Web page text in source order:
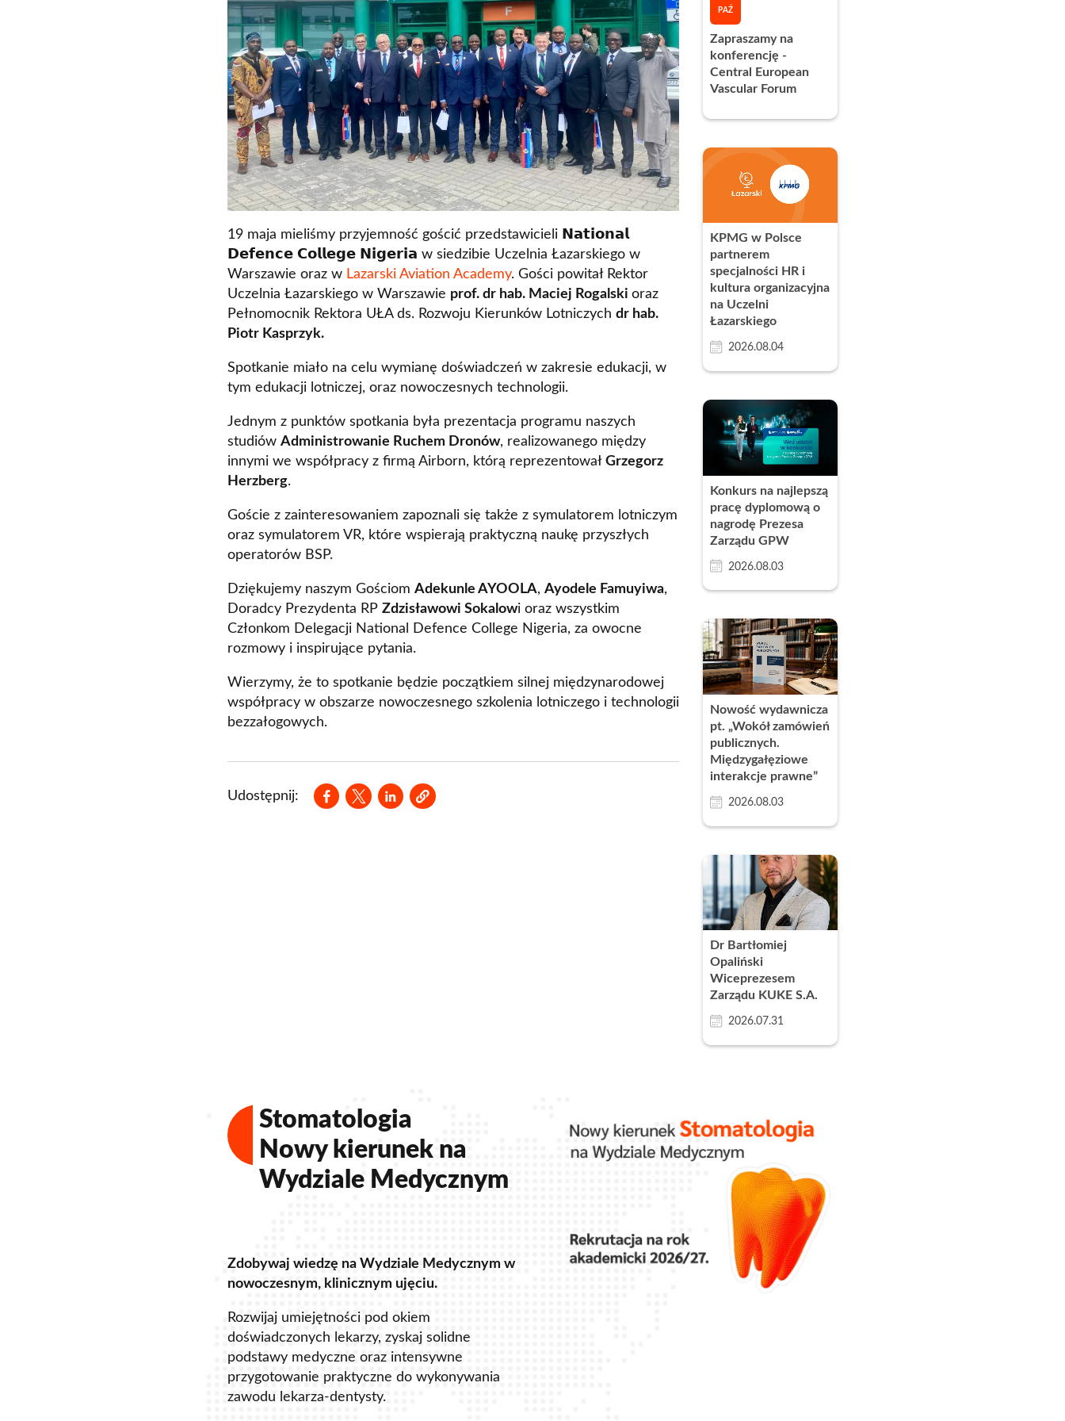
Kontakt
Wydz. Ekonomii i Zarządzania
Wydz. Prawa i Administracji
Wydział Medyczny
Lazarski Executive Education
Studium Języków Obcych
Centrum Nauczania Języka i Kultury Polskiej
Studium Wychowania Fizycznego i Sportu
Dziekanat
Szkoły Praw Obcych
Nauka języków obcych i egzaminy językowe
Kursy Uczelni Łazarskiego
Zapytania ofertowe
19 maja mieliśmy przyjemność gościć przedstawicieli 𝗡𝗮𝘁𝗶𝗼𝗻𝗮𝗹
𝗗𝗲𝗳𝗲𝗻𝗰𝗲 𝗖𝗼𝗹𝗹𝗲𝗴𝗲 𝗡𝗶𝗴𝗲𝗿𝗶𝗮 w siedzibie Uczelnia Łazarskiego w
Warszawie oraz w Lazarski Aviation Academy. Gości powitał Rektor
Uczelnia Łazarskiego w Warszawie prof. dr hab. Maciej Rogalski oraz
Pełnomocnik Rektora UŁA ds. Rozwoju Kierunków Lotniczych dr hab.
Piotr Kasprzyk.
Spotkanie miało na celu wymianę doświadczeń w zakresie edukacji, w
tym edukacji lotniczej, oraz nowoczesnych technologii.
Jednym z punktów spotkania była prezentacja programu naszych
studiów Administrowanie Ruchem Dronów, realizowanego między
innymi we współpracy z firmą Airborn, którą reprezentował Grzegorz
Herzberg.
Goście z zainteresowaniem zapoznali się także z symulatorem lotniczym
oraz symulatorem VR, które wspierają praktyczną naukę przyszłych
operatorów BSP.
Dziękujemy naszym Gościom Adekunle AYOOLA, Ayodele Famuyiwa,
Doradcy Prezydenta RP Zdzisławowi Sokalowi oraz wszystkim
Członkom Delegacji National Defence College Nigeria, za owocne
rozmowy i inspirujące pytania.
Wierzymy, że to spotkanie będzie początkiem silnej międzynarodowej
współpracy w obszarze nowoczesnego szkolenia lotniczego i technologii
bezzałogowych.
Udostępnij:
Opens in a new window
Opens in a new window
Opens in a new window
PAŹ
Zapraszamy na
konferencję -
Central European
Vascular Forum
KPMG w Polsce
partnerem
specjalności HR i
kultura organizacyjna
na Uczelni
Łazarskiego
2026.08.04
Konkurs na najlepszą
pracę dyplomową o
nagrodę Prezesa
Zarządu GPW
2026.08.03
Nowość wydawnicza
pt. „Wokół zamówień
publicznych.
Międzygałęziowe
interakcje prawne”
2026.08.03
Dr Bartłomiej
Opaliński
Wiceprezesem
Zarządu KUKE S.A.
2026.07.31
Stomatologia
Nowy kierunek na
Wydziale Medycznym
Zdobywaj wiedzę na Wydziale Medycznym w
nowoczesnym, klinicznym ujęciu.
Rozwijaj umiejętności pod okiem
doświadczonych lekarzy, zyskaj solidne
podstawy medyczne oraz intensywne
przygotowanie praktyczne do wykonywania
zawodu lekarza-dentysty.